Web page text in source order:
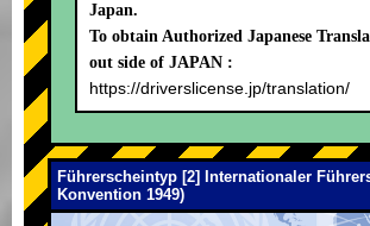
Japan.
To obtain Authorized Japanese
out side of JAPAN :
https://driverslicense.jp/translation/
Führerscheintyp [2] Internationaler
Konvention 1949)